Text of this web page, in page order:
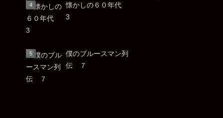
懐かしの６０年代
3
僕のブルースマン列
伝 ７